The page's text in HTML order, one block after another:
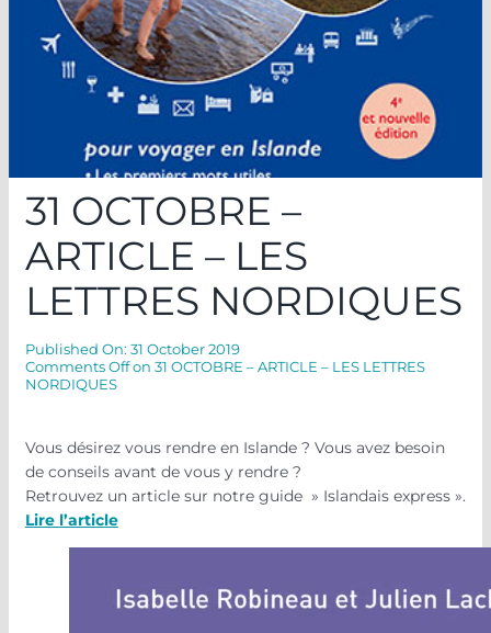
31 OCTOBRE –
ARTICLE – LES
LETTRES NORDIQUES
Published On: 31 October 2019
Comments Offon 31 OCTOBRE – ARTICLE – LES LETTRES
NORDIQUES
Vous désirez vous rendre en Islande ? Vous avez besoin
de conseils avant de vous y rendre ?
Retrouvez un article sur notre guide » Islandais express ».
Lire l’article